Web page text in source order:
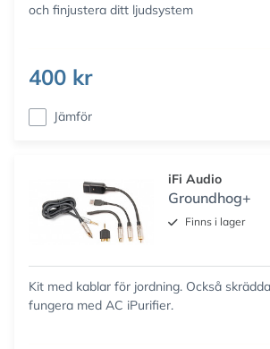
och finjustera ditt ljudsystem
400 kr
Jämför
iFi Audio
Groundhog+
Finns i lager
Kit med kablar för jordning. Också
fungera med AC iPurifier.